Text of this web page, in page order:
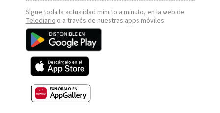
Sigue toda la actualidad minuto a minuto, en la web de
Telediario o a través de nuestras apps móviles.